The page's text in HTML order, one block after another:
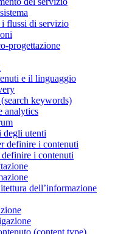
i flussi di servizio
progettazione
e il linguaggio
keywords)
analytics
degli utenti
definire i contenuti
i contenuti
dell’informazione
(content type)